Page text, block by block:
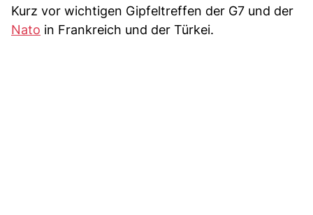
Kurz vor wichtigen Gipfeltreffen der G7 und der
Nato in Frankreich und der Türkei.